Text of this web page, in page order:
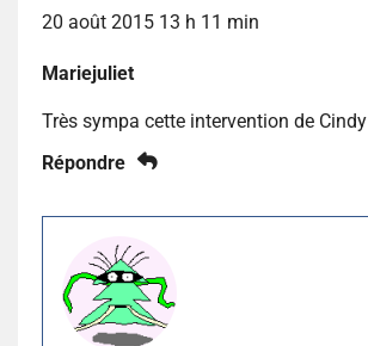
20 août 2015 13 h 11 min
Mariejuliet
Très sympa cette intervention de Cindy
Répondre